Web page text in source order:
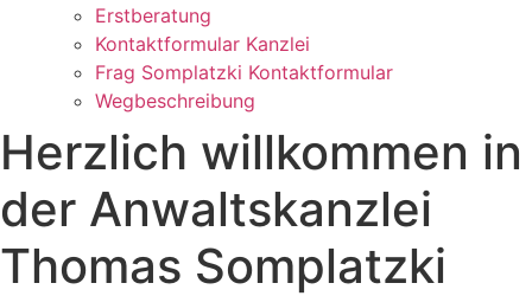
Erstberatung
Kontaktformular Kanzlei
Frag Somplatzki Kontaktformular
Wegbeschreibung
Herzlich willkommen in
der Anwaltskanzlei
Thomas Somplatzki